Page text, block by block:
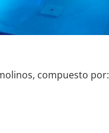
compuesto por: